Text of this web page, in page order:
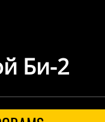
Би-2